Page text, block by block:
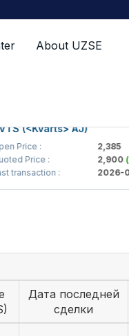
About UZSE
(<Kvarts> AJ)
Price :
2,385
Price :
2,900( ▲
:
2026-08-
Дата последней
сделки